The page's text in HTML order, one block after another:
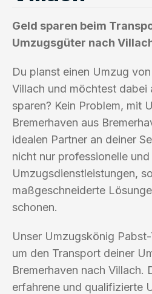
Geld sparen beim
Umzugsgüter nach
Du planst einen Umzug
Villach und möchtest dabei
sparen? Kein Problem, mit
Bremerhaven aus
idealen Partner an deiner
nicht nur professionelle
Umzugsdienstleistungen,
maßgeschneiderte
schonen.
Unser Umzugskönig
um den Transport deiner
Bremerhaven nach Villach.
erfahrene und qualifizierte